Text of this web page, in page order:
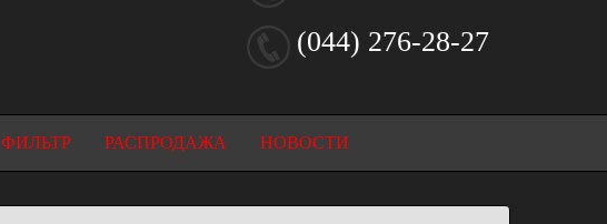
(044) 276-28-27
ФИЛЬТР РАСПРОДАЖА НОВОСТИ